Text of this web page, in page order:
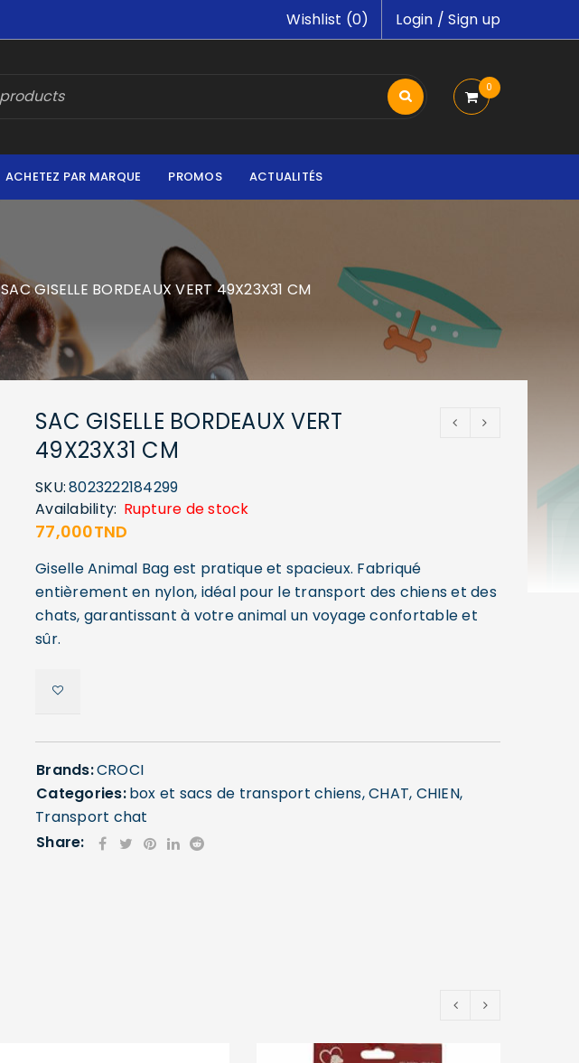
Login /Sign up
Wishlist (0)
0
ACHETEZ PAR MARQUE PROMOS ACTUALITÉS
SAC GISELLE BORDEAUX VERT 49X23X31 CM
SAC GISELLE BORDEAUX VERT
49X23X31 CM
SKU:8023222184299
Availability: Rupture de stock
77,000TND
Giselle Animal Bag est pratique et spacieux. Fabriqué
entièrement en nylon, idéal pour le transport des chiens et des
chats, garantissant à votre animal un voyage confortable et
sûr.
Brands:CROCI
Categories:box et sacs de transport chiens,CHAT, CHIEN,
Transport chat
Share: